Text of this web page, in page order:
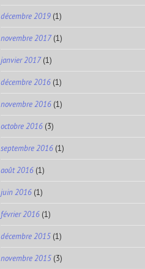
décembre 2019 (1)
novembre 2017(1)
janvier 2017(1)
décembre 2016 (1)
novembre 2016 (1)
octobre 2016 (3)
septembre 2016 (1)
août 2016 (1)
juin 2016 (1)
février 2016 (1)
décembre 2015 (1)
novembre 2015 (3)